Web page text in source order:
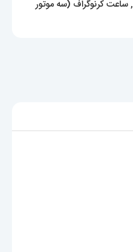
,ساعت کرنوگراف (سه موتور